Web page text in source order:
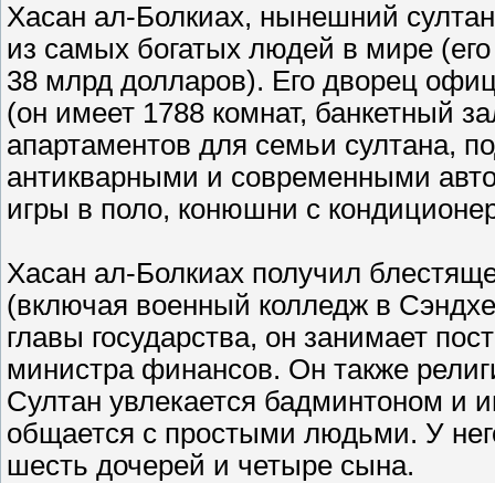
Хасан ал-Болкиах, нынешний
из самых богатых людей в мире
38 млрд долларов). Его дворец
(он имеет 1788 комнат, банкетный
апартаментов для семьи султана,
антикварными и современными
игры в поло, конюшни с
Хасан ал-Болкиах получил
(включая военный колледж в
главы государства, он занимает
министра финансов. Он также
Султан увлекается бадминтоном и
общается с простыми людьми. У
шесть дочерей и четыре сына.